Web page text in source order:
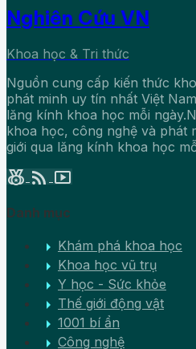
Nghiên Cứu VN
Khoa học & Tri thức
Nguồn cung cấp kiến thức
phát minh uy tín nhất Việt
lăng kính khoa học mỗi
khoa học, công nghệ và phát
giới qua lăng kính khoa học
social_leaderboard rss_feed smart_display
Danh mục
arrow_right Khám phá khoa học
arrow_right Khoa học vũ trụ
arrow_right Y học - Sức khỏe
arrow_right Thế giới động vật
arrow_right 1001 bí ẩn
arrow_right Công nghệ